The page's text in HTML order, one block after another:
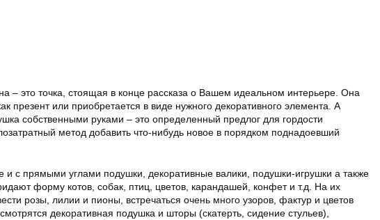
– это точка, стоящая в конце рассказа о Вашем идеальном интерьере. Она
презент или приобретается в виде нужного декоративного элемента. А
собственными руками – это определенный предлог для гордости
метод добавить что-нибудь новое в порядком поднадоевший
и с прямыми углами подушки, декоративные валики, подушки-игрушки а также
форму котов, собак, птиц, цветов, карандашей, конфет и т.д. На их
розы, лилии и пионы, встречаться очень много узоров, фактур и цветов
декоративная подушка и шторы (скатерть, сидение стульев),